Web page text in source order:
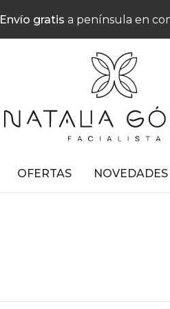
Envío gratis a península en
OFERTAS NOVEDADES